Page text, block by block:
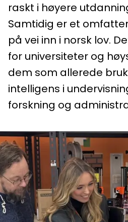
raskt i høyere
Samtidig er et
på vei inn i norsk lov.
for universiteter og
dem som allerede
intelligens i
forskning og